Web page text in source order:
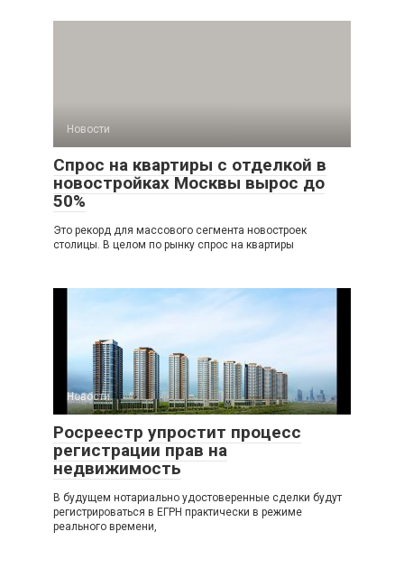
Новости
Спрос на квартиры с отделкой в
новостройках Москвы вырос до
50%
Это рекорд для массового сегмента новостроек
столицы. В целом по рынку спрос на квартиры
Новости
Росреестр упростит процесс
регистрации прав на
недвижимость
В будущем нотариально удостоверенные сделки будут
регистрироваться в ЕГРН практически в режиме
реального времени,